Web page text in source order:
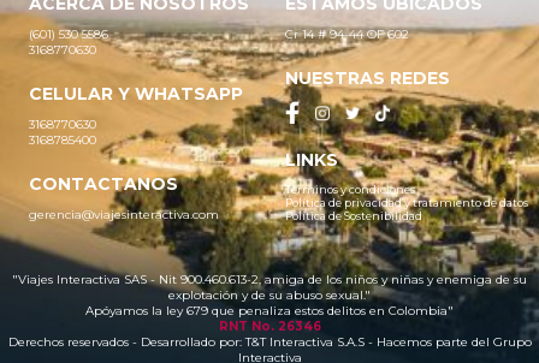
(601) 530 5586
3168770630
CELULAR Y WHATSAPP
3168770630
3168785400
CONTACTANOS
gerencia@viajesinteractiva.com
Cr 14 # 94-44 OF 602
NUESTRAS REDES
LINKS
Términos y condiciones
Política de privacidad y tratamiento de datos
Política de Sostenibilidad
"Viajes Interactiva SAS - Nit 900.460.613-2, amiga de los niños y niñas y enemiga de su
explotación y de su abuso sexual."
Apóyamos la ley 679 que penaliza estos delitos en Colombia"
RNT No. 26346
Derechos reservados - Desarrollado por:T&T Interactiva S.A.S- Hacemos parte del Grupo
Interactiva